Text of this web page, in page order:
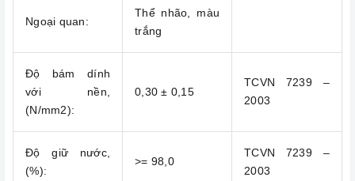
Ngoại quan:
Thể nhão, màu
trắng
Độ bám dính
với nền,
(N/mm2):
0,30 ± 0,15
TCVN 7239 –
2003
Độ giữ nước,
(%):
>= 98,0
TCVN 7239 –
2003